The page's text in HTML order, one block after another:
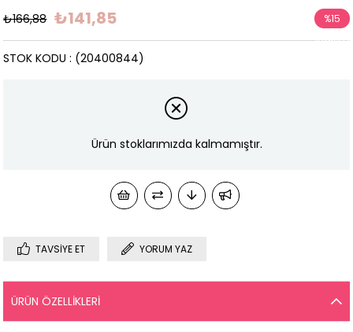
₺166,88 ₺141,85 %15
İndirim
(20400844)
STOK KODU
Ürün stoklarımızda kalmamıştır.
TAVSIYE ET YORUM YAZ
ÜRÜN ÖZELLIKLERI